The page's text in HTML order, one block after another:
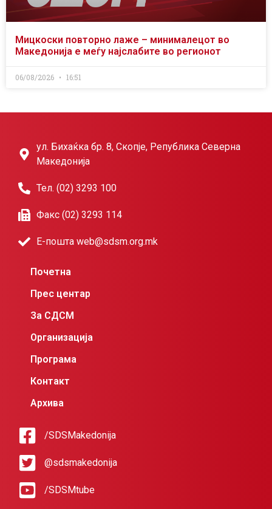
Мицкоски повторно лаже – минималецот во
Македонија е меѓу најслабите во регионот
06/08/2026 16:51
ул. Бихаќка бр. 8, Скопје, Република Северна
Македонија
Тел. (02) 3293 100
Факс (02) 3293 114
Е-пошта web@sdsm.org.mk
Почетна
Прес центар
За СДСМ
Организација
Програма
Контакт
Архива
/SDSMakedonija
@sdsmakedonija
/SDSMtube